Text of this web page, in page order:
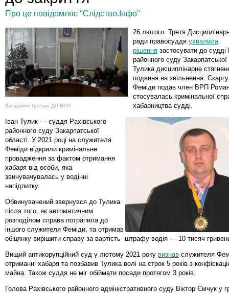
Про це повідомляє "Слідство.Інфо"
Засідання Третьої ДП ВРП
26 лютого Третя
ради правосуддя ухвалила
рішення застосувати до судді
районного суду Закарпатської
Тулика дисциплінарне
подання на звільнення.
Феміди подав член ВРП
стосувалась кримінальної
хабарництва судді.
Іван Тулик — суддя Рахівського
районного суду Закарпатської
області. У 2021 році на служителя
Феміди відкрили кримінальне
провадження за фактом отримання
хабаря від особи, яка
звинувачувалась у водінні
напідпитку.
Обвинувачений звернувся до Тулика
після того, як автоматичним
розподілом справа потрапила до
іншого служителя Феміди, та отримав
обіцянку вирішити справу за вартість штрафу водія — 10 тисяч
Вищий антикорупційний суд у лютому 2021 року визнав служителя
отриманні хабаря та позбавив Тулика волі на строк 5 років з
майна. Також суддя не міг обіймати посади протягом 3 років.
Голова Рахівського районного адміністративного суду Віктор Ємчук у